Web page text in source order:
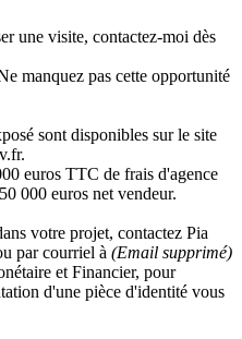
une visite, contactez-moi dès
manquez pas cette opportunité
sont disponibles sur le site
euros TTC de frais d'agence
000 euros net vendeur.
votre projet, contactez Pia
par courriel à (Email supprimé)
et Financier, pour
d'une pièce d'identité vous